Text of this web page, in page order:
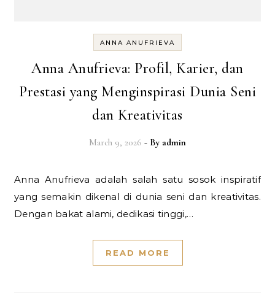
ANNA ANUFRIEVA
Anna Anufrieva: Profil, Karier, dan
Prestasi yang Menginspirasi Dunia Seni
dan Kreativitas
March 9, 2026 - By admin
Anna Anufrieva adalah salah satu sosok inspiratif
yang semakin dikenal di dunia seni dan kreativitas.
Dengan bakat alami, dedikasi tinggi,…
READ MORE